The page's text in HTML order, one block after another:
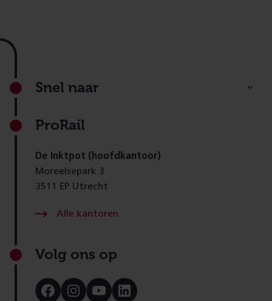
Footer
Snel naar
ProRail
De Inktpot (hoofdkantoor)
Moreelsepark 3
3511 EP Utrecht
Alle kantoren
Volg ons op
BezoekBezoekBezoekBezoek